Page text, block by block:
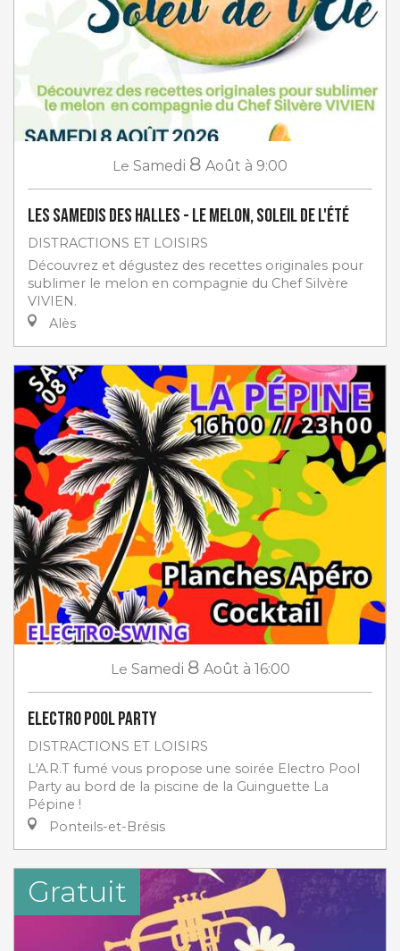
Le Samedi 8 Août à 9:00
Les Samedis des Halles - Le melon, soleil de l'été
DISTRACTIONS ET LOISIRS
Découvrez et dégustez des recettes originales pour
sublimer le melon en compagnie du Chef Silvère
VIVIEN.
Alès
Le Samedi 8 Août à 16:00
Electro Pool Party
DISTRACTIONS ET LOISIRS
L'A.R.T fumé vous propose une soirée Electro Pool
Party au bord de la piscine de la Guinguette La
Pépine !
Ponteils-et-Brésis
Gratuit